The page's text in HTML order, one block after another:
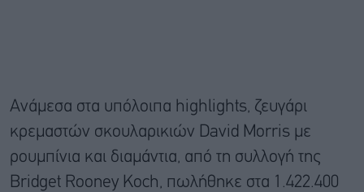
Ανάμεσα στα υπόλοιπα highlights, ζευγάρι
κρεμαστών σκουλαρικιών David Morris με
ρουμπίνια και διαμάντια, από τη συλλογή της
Bridget Rooney Koch, πωλήθηκε στα 1.422.400